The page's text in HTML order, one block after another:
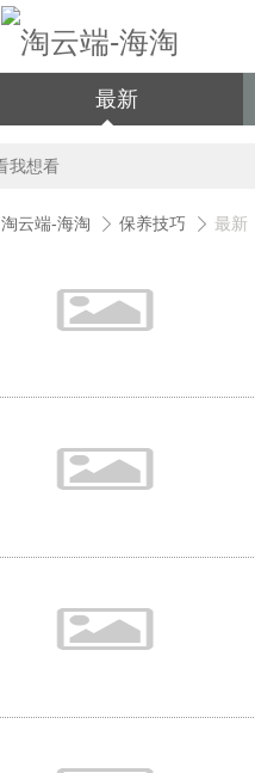
最新
淘云端-海淘 保养技巧 最新